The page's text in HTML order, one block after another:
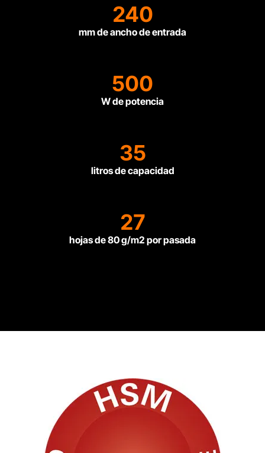
240
mm de ancho de entrada
500
W de potencia
35
litros de capacidad
27
hojas de 80 g/m2 por pasada